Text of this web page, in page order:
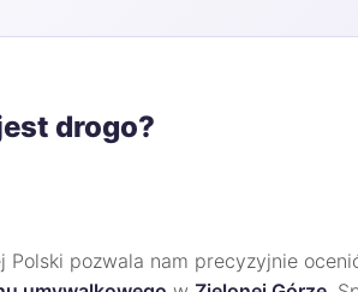
drogo?
Polski pozwala nam precyzyjnie